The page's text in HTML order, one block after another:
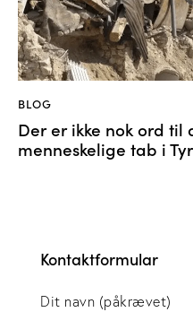
BLOG
Der er ikke nok ord til
menneskelige tab i
Kontaktformular